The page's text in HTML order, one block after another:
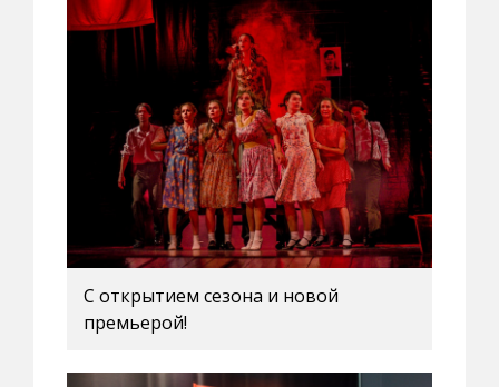
С открытием сезона и новой
премьерой!